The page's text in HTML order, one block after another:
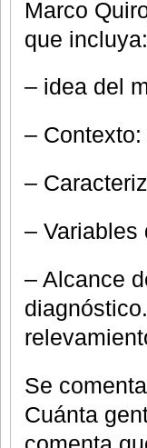
Marco
que incluya:
– idea del
–
–
– Variables
– Alcance
Se
Cuánta